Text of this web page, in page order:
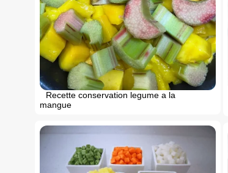
Recette conservation legume a la
mangue